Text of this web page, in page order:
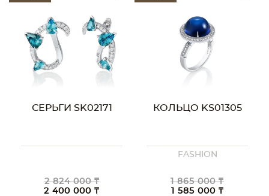
СЕРЬГИ SK02171
2 824 000 ₸
2 400 000 ₸
КОЛЬЦО KS01305
FASHION
1 865 000 ₸
1 585 000 ₸